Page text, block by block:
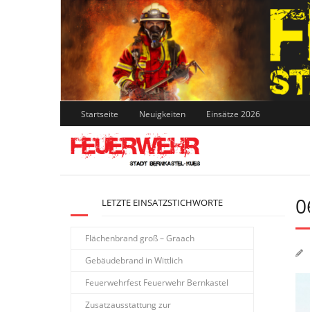
Skip
to
content
Startseite Neuigkeiten Einsätze 2026
LETZTE EINSATZSTICHWORTE
Flächenbrand groß – Graach
Gebäudebrand in Wittlich
Feuerwehrfest Feuerwehr Bernkastel
Zusatzausstattung zur